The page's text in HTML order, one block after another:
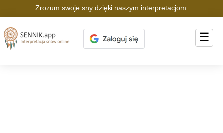
Zrozum swoje sny dzięki naszym interpretacjom.
☰